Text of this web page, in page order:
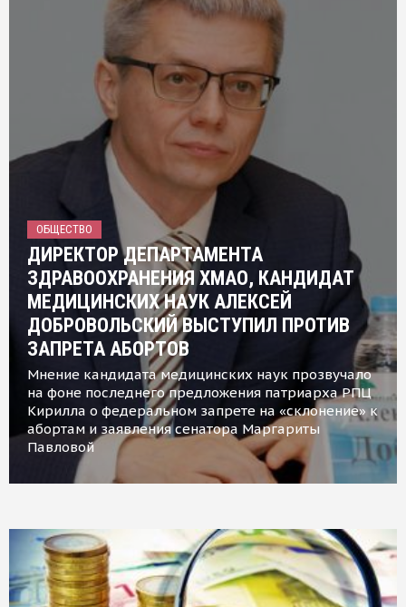
ОБЩЕСТВО
ДИРЕКТОР ДЕПАРТАМЕНТА
ЗДРАВООХРАНЕНИЯ ХМАО, КАНДИДАТ
МЕДИЦИНСКИХ НАУК АЛЕКСЕЙ
ДОБРОВОЛЬСКИЙ ВЫСТУПИЛ ПРОТИВ
ЗАПРЕТА АБОРТОВ
Мнение кандидата медицинских наук прозвучало
на фоне последнего предложения патриарха РПЦ
Кирилла о федеральном запрете на «склонение» к
абортам и заявления сенатора Маргариты
Павловой